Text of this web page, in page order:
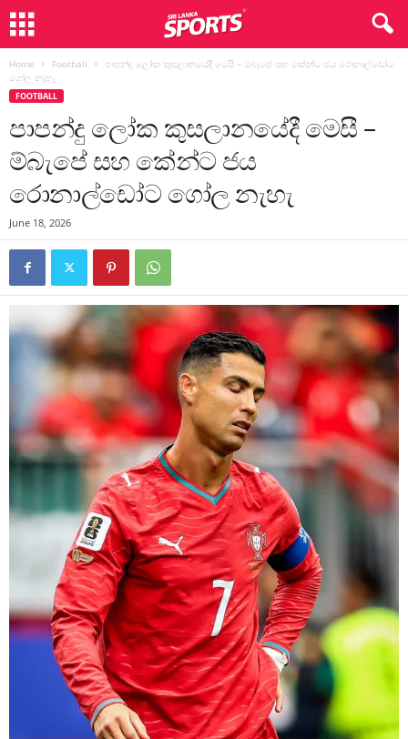
Home Football
පාපන්දු ලෝක කුසලානයේදී මෙසී – ම්බැපේ සහ කේන්ට ජය රොනාල්ඩෝට
ගෝල නැහැ
FOOTBALL
පාපන්දු ලෝක කුසලානයේදී මෙසී –
ම්බැපේ සහ කේන්ට ජය
රොනාල්ඩෝට ගෝල නැහැ
June 18, 2026